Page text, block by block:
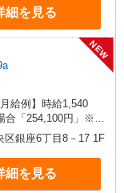
細を見る
NEW
合「254,100円」※月
り異なります。
銀座6丁目8－17 1F
細を見る